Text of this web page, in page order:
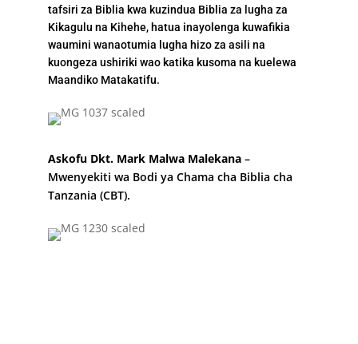
tafsiri za Biblia kwa kuzindua Biblia za lugha za
Kikagulu na Kihehe, hatua inayolenga kuwafikia
waumini wanaotumia lugha hizo za asili na
kuongeza ushiriki wao katika kusoma na kuelewa
Maandiko Matakatifu.
Askofu Dkt. Mark Malwa Malekana–
Mwenyekiti wa Bodi ya Chama cha Biblia cha
Tanzania (CBT).